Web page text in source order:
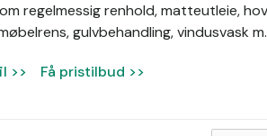
regelmessig renhold, matteutleie,
gulvbehandling, vindusvask
>> Få pristilbud >>